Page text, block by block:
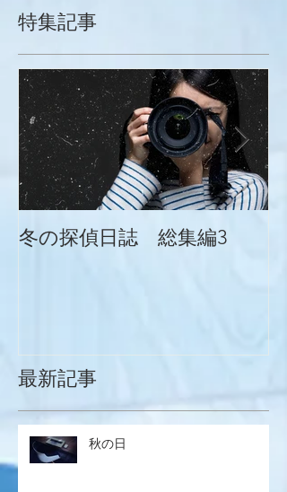
特集記事
冬の探偵日誌 総集編3
最新記事
秋の日